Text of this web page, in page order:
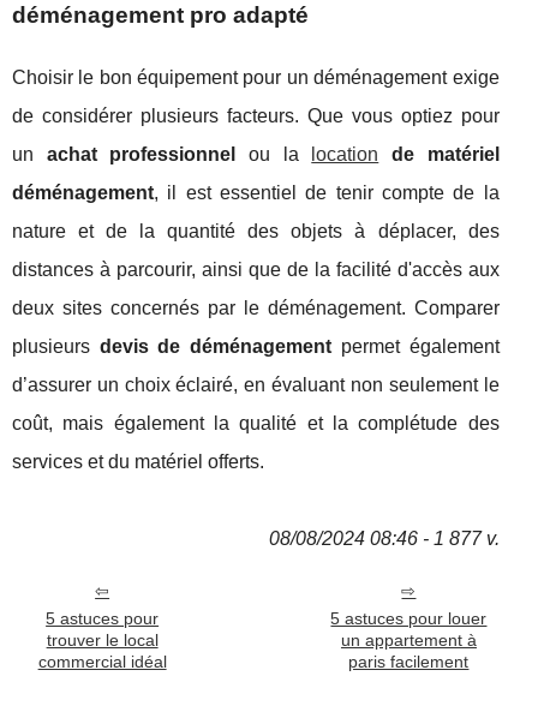
déménagement pro adapté
Choisir le bon équipement pour un déménagement exige
de considérer plusieurs facteurs. Que vous optiez pour
un achat professionnel ou la location de matériel
déménagement, il est essentiel de tenir compte de la
nature et de la quantité des objets à déplacer, des
distances à parcourir, ainsi que de la facilité d'accès aux
deux sites concernés par le déménagement. Comparer
plusieurs devis de déménagement permet également
d’assurer un choix éclairé, en évaluant non seulement le
coût, mais également la qualité et la complétude des
services et du matériel offerts.
08/08/2024 08:46 - 1 877 v.
5 astuces pour
trouver le local
commercial idéal
5 astuces pour louer
un appartement à
paris facilement